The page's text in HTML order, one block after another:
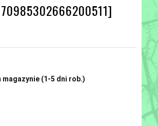
magazynie (1-5 dni rob.)